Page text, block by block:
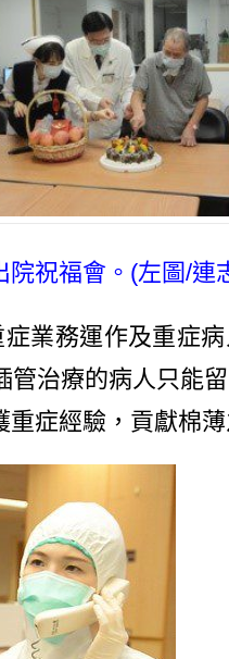
祝福會。(左圖/連
業務運作及重症病
治療的病人只能
症經驗，貢獻棉薄